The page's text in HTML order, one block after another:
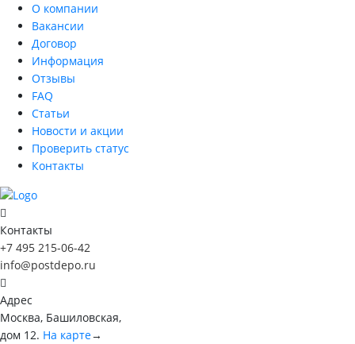
О компании
Вакансии
Договор
Информация
Отзывы
FAQ
Статьи
Новости и акции
Проверить статус
Контакты
Контакты
+7 495 215-06-42
info@postdepo.ru
Адрес
Москва, Башиловская,
дом 12. На карте→